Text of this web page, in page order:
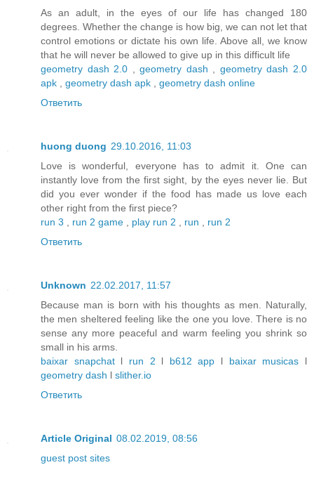
As an adult, in the eyes of our life has changed 180
degrees. Whether the change is how big, we can not let that
control emotions or dictate his own life. Above all, we know
that he will never be allowed to give up in this difficult life
geometry dash 2.0 ,geometry dash
geometry dash 2.0
apk
geometry dash apk
geometry dash online
Ответить
huong duong 29.10.2016, 11:03
Love is wonderful, everyone has to admit it. One can
instantly love from the first sight, by the eyes never lie. But
did you ever wonder if the food has made us love each
other right from the first piece?
run 3
run 2 game play run 2 run
run 2
Ответить
Unknown 22.02.2017, 11:57
Because man is born with his thoughts as men. Naturally,
the men sheltered feeling like the one you love. There is no
sense any more peaceful and warm feeling you shrink so
small in his arms.
baixar snapchatl run 2 l b612 app l baixar musicas l
geometry dash l slither.io
Ответить
Article Original 08.02.2019, 08:56
guest post sites